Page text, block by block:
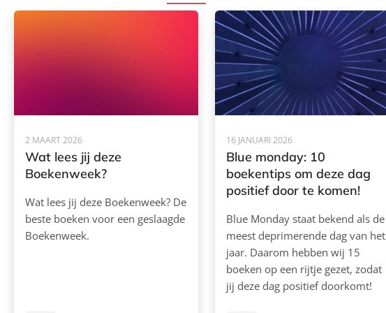
2 MAART 2026
Wat lees jij deze
Boekenweek?
Wat lees jij deze Boekenweek? De
beste boeken voor een geslaagde
Boekenweek.
16 JANUARI 2026
Blue monday: 10
boekentips om deze dag
positief door te komen!
Blue Monday staat bekend als de
meest deprimerende dag van het
jaar. Daarom hebben wij 15
boeken op een rijtje gezet, zodat
jij deze dag positief doorkomt!